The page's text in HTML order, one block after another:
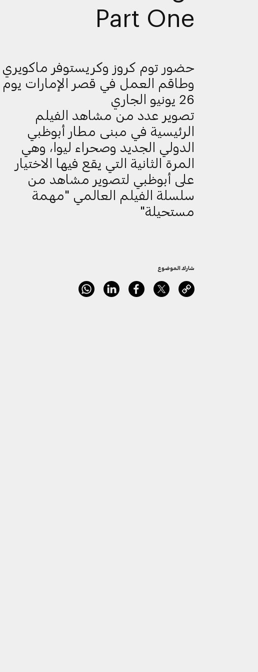
Part One
حضور توم كروز وكريستوفر ماكويري
وطاقم العمل في قصر الإمارات يوم
26 يونيو الجاري
تصوير عدد من مشاهد الفيلم
الرئيسية في مبنى مطار أبوظبي
الدولي الجديد وصحراء ليوا، وهي
المرة الثانية التي يقع فيها الاختيار
على أبوظبي لتصوير مشاهد من
سلسلة الفيلم العالمي "مهمة
مستحيلة"
شارك الموضوع